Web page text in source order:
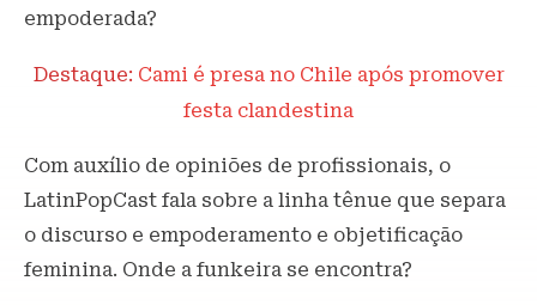
empoderada?
Destaque: Cami é presa no Chile após promover
festa clandestina
Com auxílio de opiniões de profissionais, o
LatinPopCast fala sobre a linha tênue que separa
o discurso e empoderamento e objetificação
feminina. Onde a funkeira se encontra?